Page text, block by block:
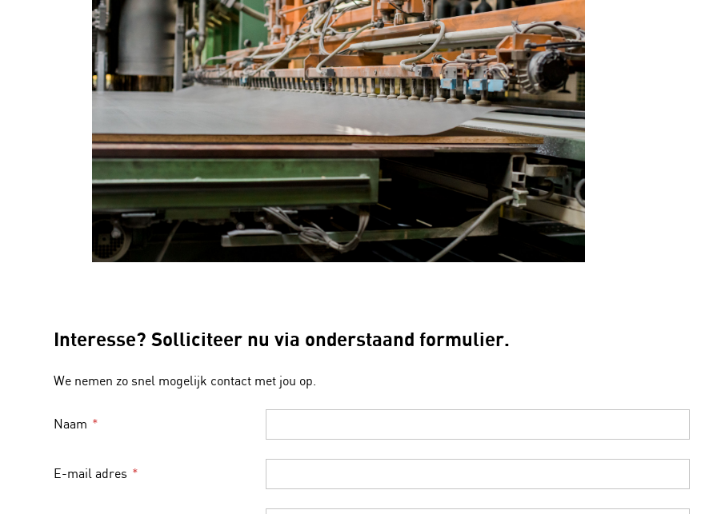
Interesse? Solliciteer nu via onderstaand formulier.
We nemen zo snel mogelijk contact met jou op.
Naam
E-mail adres